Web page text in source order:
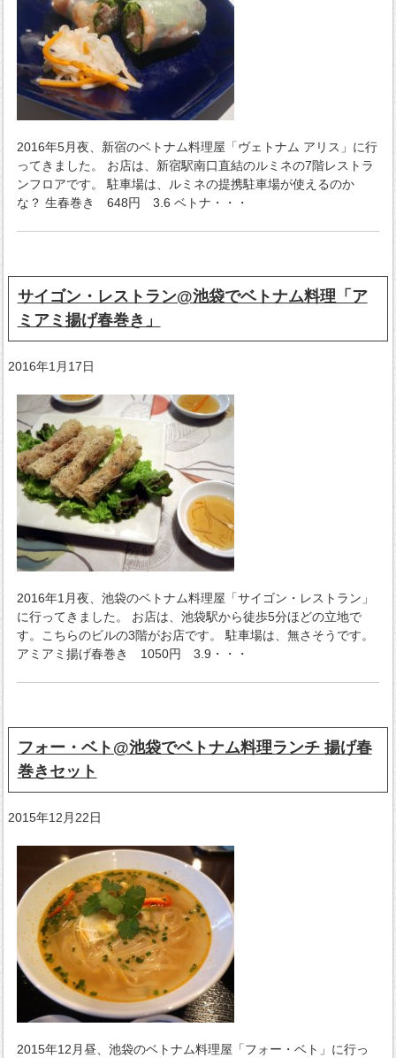
2016年5月夜、新宿のベトナム料理屋「ヴェトナム アリス」に行
ってきました。 お店は、新宿駅南口直結のルミネの7階レストラ
ンフロアです。 駐車場は、ルミネの提携駐車場が使えるのか
な？ 生春巻き 648円 3.6 ベトナ・・・
サイゴン・レストラン@池袋でベトナム料理「ア
ミアミ揚げ春巻き」
2016年1月17日
2016年1月夜、池袋のベトナム料理屋「サイゴン・レストラン」
に行ってきました。 お店は、池袋駅から徒歩5分ほどの立地で
す。こちらのビルの3階がお店です。 駐車場は、無さそうです。
アミアミ揚げ春巻き 1050円 3.9・・・
フォー・ベト@池袋でベトナム料理ランチ 揚げ春
巻きセット
2015年12月22日
2015年12月昼、池袋のベトナム料理屋「フォー・ベト」に行っ